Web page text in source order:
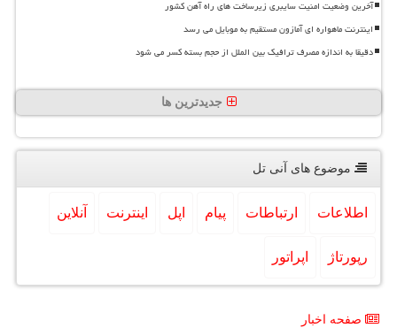
آخرین وضعیت امنیت سایبری زیرساخت های راه آهن کشور
اینترنت ماهواره ای آمازون مستقیم به موبایل می رسد
دقیقا به اندازه مصرف ترافیک بین الملل از حجم بسته کسر می شود
جدیدترین ها
موضوع های آنی تل
اطلاعات ارتباطات پیام اپل اینترنت آنلاین
رپورتاژ اپراتور
صفحه اخبار